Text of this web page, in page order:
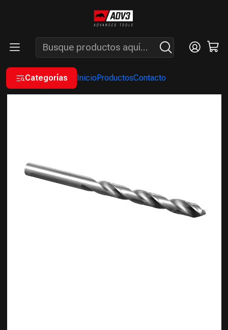
Categorías InicioProductosContacto
ENVÍOS GRATIS A PARTIR DE COMPRAS MAYORES A $200.000 -
ATENCIÓN: LUN. A VIÉ. DE 7 A 16 HS.
INSUMOS BROCAS
BROCAS ACERO RÁPIDO HSS